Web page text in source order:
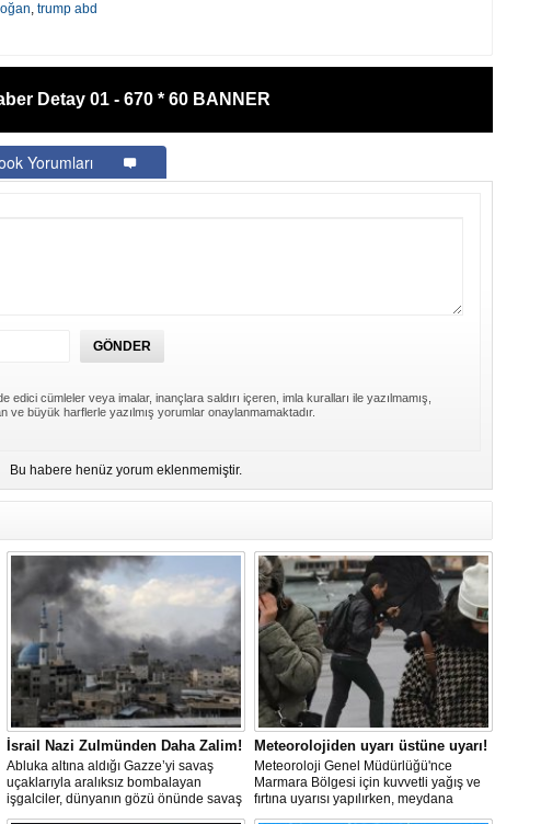
, trump abd
Detay 01 - 670 * 60 BANNER
Yorumları
edici cümleler veya imalar, inançlara saldırı içeren, imla kuralları ile yazılmamış,
ve büyük harflerle yazılmış yorumlar onaylanmamaktadır.
Bu habere henüz yorum eklenmemiştir.
İsrail Nazi Zulmünden Daha Zalim!
Abluka altına aldığı Gazze’yi savaş
uçaklarıyla aralıksız bombalayan
işgalciler, dünyanın gözü önünde savaş
suçu işlerken, Nazileri aratmayan
Meteorolojiden uyarı üstüne uyarı!
Meteoroloji Genel Müdürlüğü'nce
Marmara Bölgesi için kuvvetli yağış ve
fırtına uyarısı yapılırken, meydana
gelebilecek olumsuzluklara karşı